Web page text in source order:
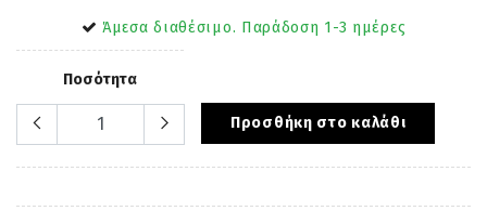
Άμεσα διαθέσιμο. Παράδοση 1-3 ημέρες
Ποσότητα
Προσθήκη στο καλάθι